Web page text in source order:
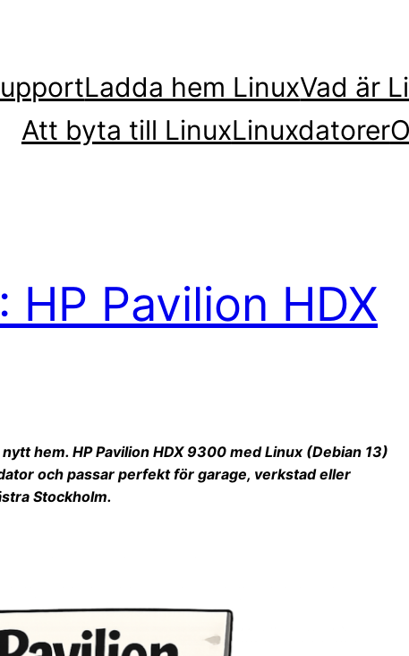
Ladda hem LinuxVad är
Att byta till LinuxLinuxdatorer
HP Pavilion HDX
hem. HP Pavilion HDX 9300 med Linux (Debian 13)
och passar perfekt för garage, verkstad eller
Stockholm.